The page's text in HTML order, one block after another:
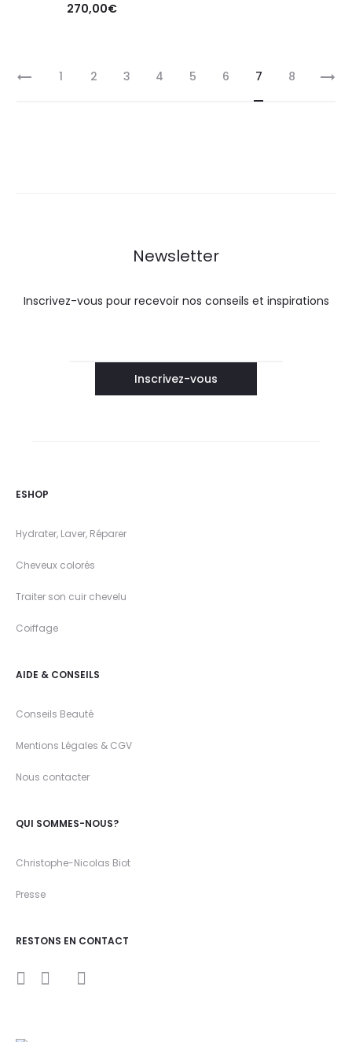
270,00€
1 2 3 4 5 6 7 8
Newsletter
Inscrivez-vous pour recevoir nos conseils et inspirations
ESHOP
Hydrater, Laver, Réparer
Cheveux colorés
Traiter son cuir chevelu
Coiffage
AIDE & CONSEILS
Conseils Beauté
Mentions Légales & CGV
Nous contacter
QUI SOMMES-NOUS?
Christophe-Nicolas Biot
Presse
RESTONS EN CONTACT